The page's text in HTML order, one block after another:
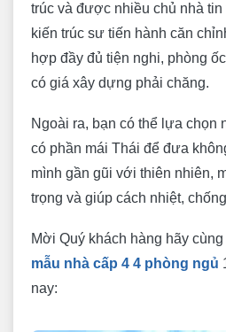
trúc và được nhiều chủ nhà
kiến trúc sư tiến hành căn
hợp đầy đủ tiện nghi, phòng
có giá xây dựng phải chăng.
Ngoài ra, bạn có thể lựa chọn
có phần mái Thái để đưa
mình gần gũi với thiên nhiên,
trọng và giúp cách nhiệt,
Mời Quý khách hàng hãy
mẫu nhà cấp 4 4 phòng ngủ
nay: